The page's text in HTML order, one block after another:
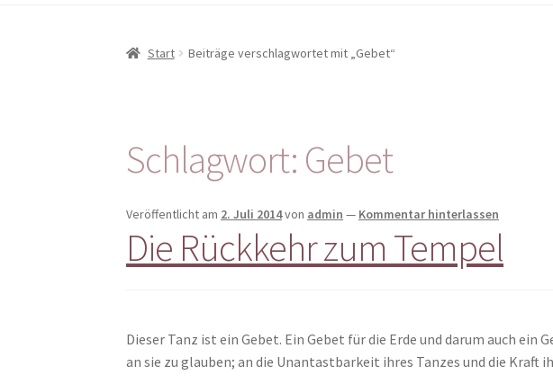
Start Beiträge verschlagwortet mit „Gebet“
Schlagwort: Gebet
Veröffentlicht am 2. Juli 2014von admin — Kommentar hinterlassen
Die Rückkehr zum Tempel
Dieser Tanz ist ein Gebet. Ein Gebet für die Erde und darum auch
an sie zu glauben; an die Unantastbarkeit ihres Tanzes und die